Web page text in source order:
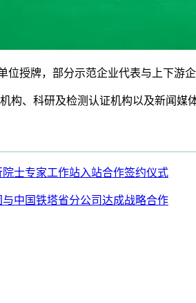
授牌，部分示范企业代表与上下游
、科研及检测认证机构以及新闻媒
士专家工作站入站合作签约仪式
中国铁塔省分公司达成战略合作